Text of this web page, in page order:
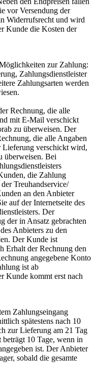
vor Versendung der
Widerrufsrecht und wird
Kunde die Kosten der
zur Zahlung:
Zahlungsdienstleister
Zahlungsarten werden
Rechnung, die alle
mit E-Mail verschickt
zu überweisen. Der
die alle Angaben
Lieferung verschickt wird,
überweisen. Bei
die Zahlung
Treuhandservice/
an den Anbieter
auf der Internetseite des
Der
der in Ansatz gebrachten
Anbieters zu den
Der Kunde ist
Erhalt der Rechnung den
angegebene Konto
ist ab
Kunde kommt erst nach
Zahlungseingang
spätestens nach 10
zur Lieferung am 21 Tag
10 Tage, wenn in
ist. Der Anbieter
sobald die gesamte